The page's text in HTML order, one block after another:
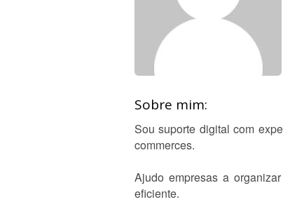
Sobre mim:
Sou suporte digital com
commerces.
Ajudo empresas a
eficiente.